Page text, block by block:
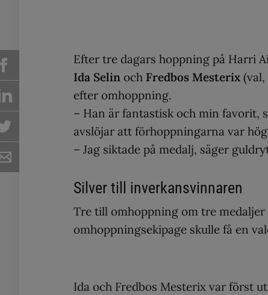
Efter tre dagars hoppning på Harri
Ida Selin och Fredbos Mesterix
efter omhoppning.
– Han är fantastisk och min favorit,
avslöjar att förhoppningarna var
– Jag siktade på medalj, säger
Silver till inverkansvinnaren
Tre till omhoppning om tre
omhoppningsekipage skulle få en
Ida och Fredbos Mesterix var först